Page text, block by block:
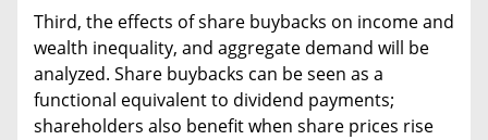
Third, the effects of share buybacks on income and
wealth inequality, and aggregate demand will be
analyzed. Share buybacks can be seen as a
functional equivalent to dividend payments;
shareholders also benefit when share prices rise